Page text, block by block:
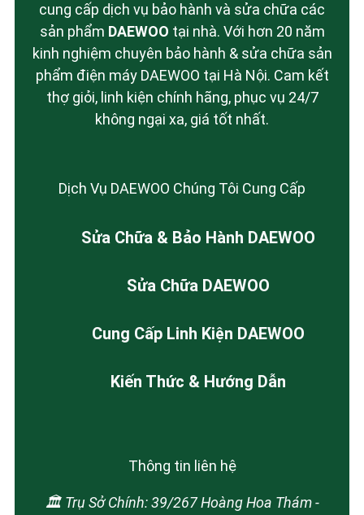
cung cấp dịch vụ bảo hành và sửa chữa các
sản phẩm DAEWOO tại nhà. Với hơn 20 năm
kinh nghiệm chuyên bảo hành & sửa chữa sản
phẩm điện máy DAEWOO tại Hà Nội. Cam kết
thợ giỏi, linh kiện chính hãng, phục vụ 24/7
không ngại xa, giá tốt nhất.
Dịch Vụ DAEWOO Chúng Tôi Cung Cấp
Sửa Chữa & Bảo Hành DAEWOO
Sửa Chữa DAEWOO
Cung Cấp Linh Kiện DAEWOO
Kiến Thức & Hướng Dẫn
Thông tin liên hệ
🏛️ Trụ Sở Chính: 39/267 Hoàng Hoa Thám -